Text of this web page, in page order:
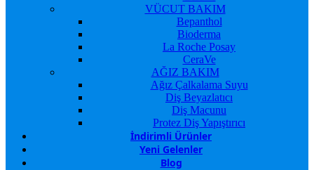
VÜCUT BAKIM
Bepanthol
Bioderma
La Roche Posay
CeraVe
AĞIZ BAKIM
Ağız Çalkalama Suyu
Diş Beyazlatıcı
Diş Macunu
Protez Diş Yapıştırıcı
İndirimli Ürünler
Yeni Gelenler
Blog